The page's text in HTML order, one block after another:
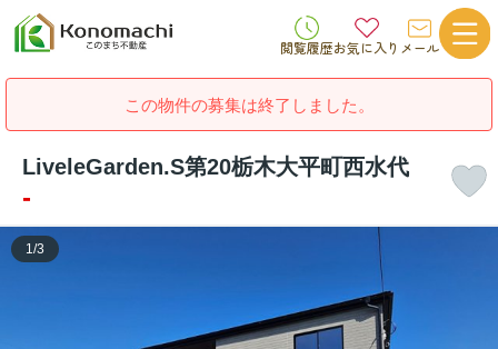
閲覧履歴お気に入り メール
この物件の募集は終了しました。
LiveleGarden.S第20栃木大平町西水代
-
1 /3